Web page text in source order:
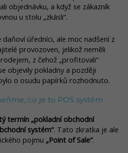
objednávku, a když se zákazník
u stolu „zkásli“.
úředníci, ale moc nadšení z
provozoven, jelikož neměli
z čehož „profitovali“
objevily pokladny a později
o osudu papírků rozhodnuto.
co je to POS systém
termín „pokladní obchodní
systém“. Tato zkratka je ale
pojmu „Point of Sale“.